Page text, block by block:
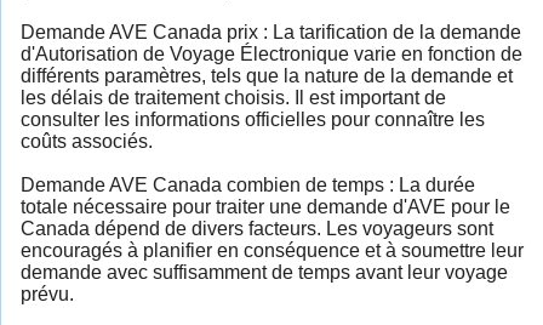
Demande AVE Canada prix : La tarification de la demande
d'Autorisation de Voyage Électronique varie en fonction de
différents paramètres, tels que la nature de la demande et
les délais de traitement choisis. Il est important de
consulter les informations officielles pour connaître les
coûts associés.
Demande AVE Canada combien de temps : La durée
totale nécessaire pour traiter une demande d'AVE pour le
Canada dépend de divers facteurs. Les voyageurs sont
encouragés à planifier en conséquence et à soumettre leur
demande avec suffisamment de temps avant leur voyage
prévu.